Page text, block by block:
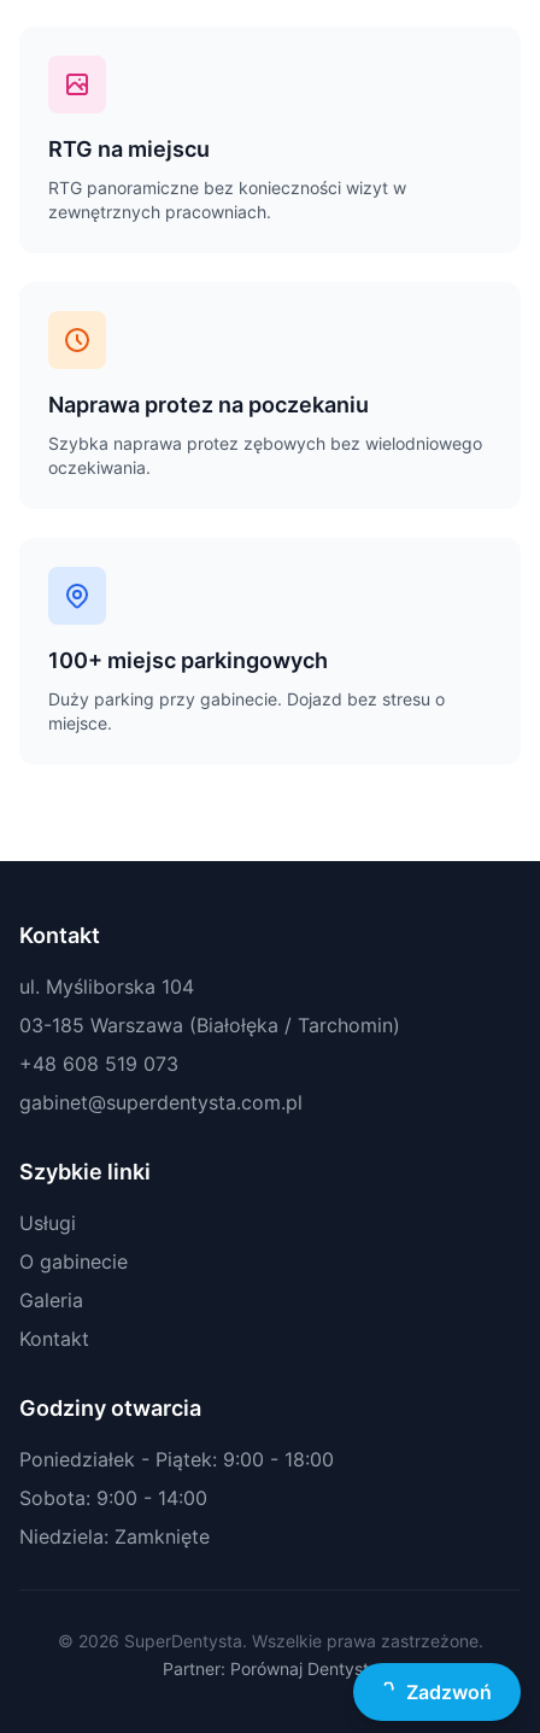
RTG na miejscu
RTG panoramiczne bez konieczności wizyt w
zewnętrznych pracowniach.
Naprawa protez na poczekaniu
Szybka naprawa protez zębowych bez wielodniowego
oczekiwania.
100+ miejsc parkingowych
Duży parking przy gabinecie. Dojazd bez stresu o
miejsce.
Kontakt
ul. Myśliborska 104
03-185 Warszawa (Białołęka / Tarchomin)
+48 608 519 073
gabinet@superdentysta.com.pl
Szybkie linki
Usługi
O gabinecie
Galeria
Kontakt
Godziny otwarcia
Poniedziałek - Piątek: 9:00 - 18:00
Sobota: 9:00 - 14:00
Niedziela: Zamknięte
© 2026 SuperDentysta. Wszelkie prawa zastrzeżone.
Partner: Porównaj Dentystę
Zadzwoń